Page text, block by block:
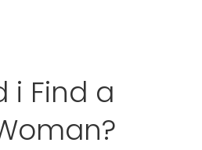
i Find a